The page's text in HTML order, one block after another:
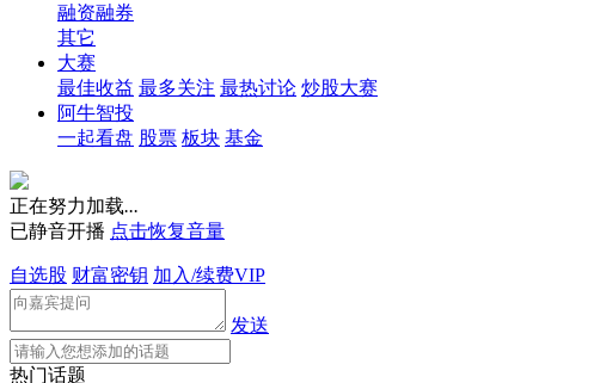
融资融券
其它
大赛
最佳收益 最多关注 最热讨论 炒股大赛
阿牛智投
一起看盘 股票 板块 基金
正在努力加载...
已静音开播 点击恢复音量
自选股 财富密钥 加入/续费VIP
发送
热门话题